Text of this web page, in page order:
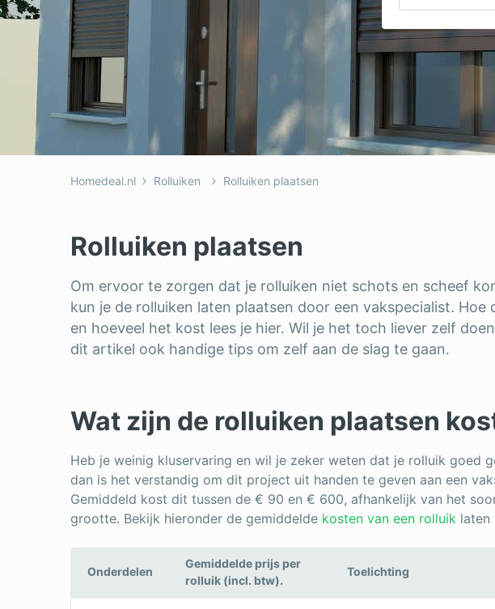
Dakkapel
Dakraam
Elektricien
Laadpalen
Loodgieter
Ongediertebestrijding
Homedeal.nl Rolluiken Rolluiken plaatsen
Rolluiken plaatsen
Om ervoor te zorgen dat je rolluiken niet schots en scheef
kun je de rolluiken laten plaatsen door een vakspecialist. Hoe
en hoeveel het kost lees je hier. Wil je het toch liever zelf
dit artikel ook handige tips om zelf aan de slag te gaan.
Wat zijn de rolluiken plaatsen
Heb je weinig kluservaring en wil je zeker weten dat je rolluik goed
dan is het verstandig om dit project uit handen te geven aan een
Gemiddeld kost dit tussen de € 90 en € 600, afhankelijk van het
grootte. Bekijk hieronder de gemiddelde kosten van een rolluik laten
Onderdelen
Gemiddelde prijs per
rolluik (incl. btw).
Toelichting